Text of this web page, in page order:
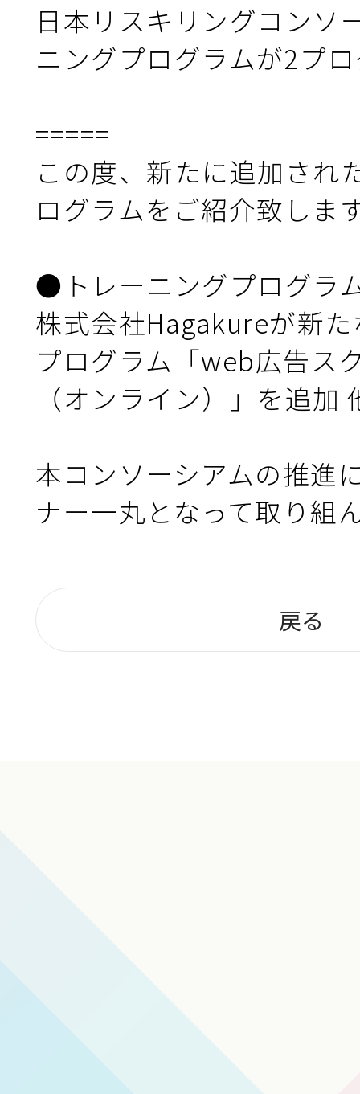
ニュース＆トピックス
日本リスキリングコンソ
ニングプログラムが2プ
=====
この度、新たに追加され
ログラムをご紹介致しま
●トレーニングプログラ
株式会社Hagakureが新
プログラム「web広告ス
（オンライン）」を追加
本コンソーシアムの推進
ナー一丸となって取り組
戻る